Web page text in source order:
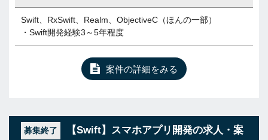
Swift、RxSwift、Realm、ObjectiveC（ほんの一部）
・Swift開発経験3～5年程度
案件の詳細をみる
募集終了
【Swift】スマホアプリ開発の求人・案